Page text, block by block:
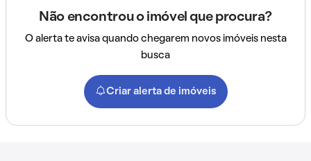
Não encontrou o imóvel que procura?
O alerta te avisa quando chegarem novos imóveis nesta
busca
Criar alerta de imóveis